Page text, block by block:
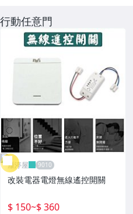
行動任意門
雁渟屋
改裝電器電燈無線遙控開關
$ 150~$ 360